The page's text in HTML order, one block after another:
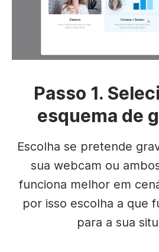
Passo 1.
esquema de
Escolha se pretende
sua webcam ou
funciona melhor em
por isso escolha a que
para a sua